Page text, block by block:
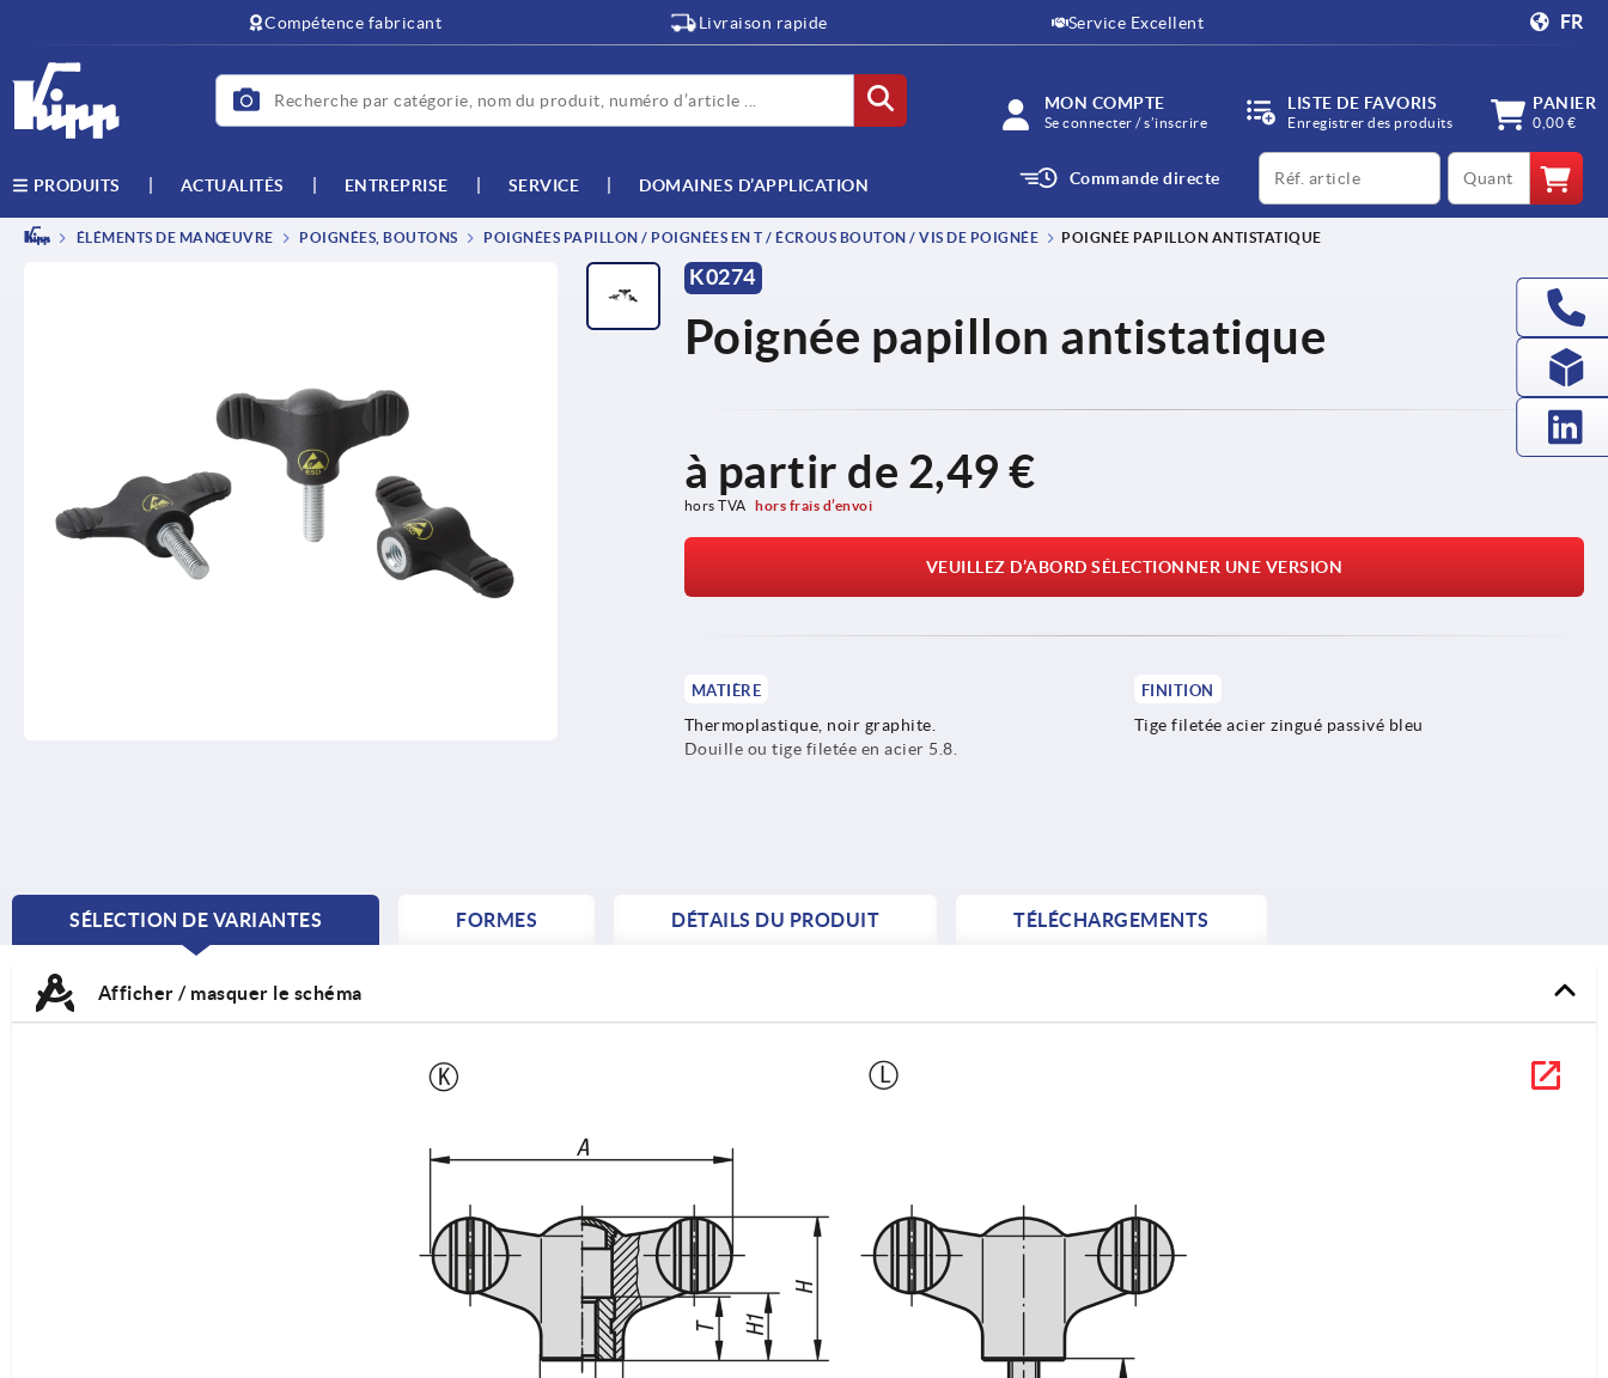
Compétence fabricant Livraison rapide Service Excellent FR
MON COMPTE
Se connecter / s’inscrire
LISTE DE FAVORIS
Enregistrer des produits
PANIER
0,00 €
PRODUITS ACTUALITÉS ENTREPRISE SERVICE DOMAINES D’APPLICATION Commande directe
productCode qty
ÉLÉMENTS DE MANŒUVRE POIGNÉES, BOUTONS POIGNÉES PAPILLON / POIGNÉES EN T / ÉCROUS BOUTON / VIS DE POIGNÉE POIGNÉE PAPILLON ANTISTATIQUE
K0274
Poignée papillon antistatique
à partir de 2,49 €
hors TVA hors frais d’envoi
VEUILLEZ D’ABORD SÉLECTIONNER UNE VERSION
MATIÈRE
Thermoplastique, noir graphite.
Douille ou tige filetée en acier 5.8.
FINITION
Tige filetée acier zingué passivé bleu
SÉLECTION DE VARIANTES
CURRENT
FORMES DÉTAILS DU PRODUIT TÉLÉCHARGEMENTS
Afficher / masquer le schéma